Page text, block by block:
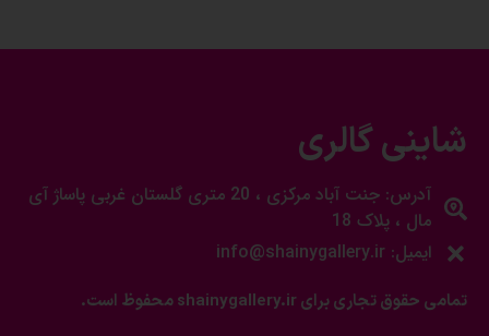
شاینی گالری
آدرس: جنت آباد مرکزی ، 20 متری گلستان غربی پاساژ آی
مال ، پلاک 18
ایمیل: info@shainygallery.ir
تمامی حقوق تجاری برای shainygallery.ir محفوظ است.